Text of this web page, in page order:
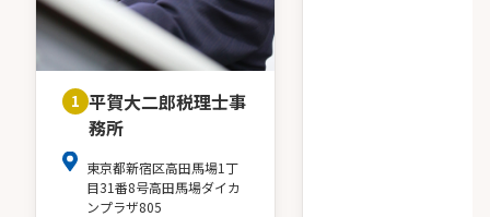
1 平賀大二郎税理士事
務所
東京都新宿区高田馬場1丁
目31番8号高田馬場ダイカ
ンプラザ805